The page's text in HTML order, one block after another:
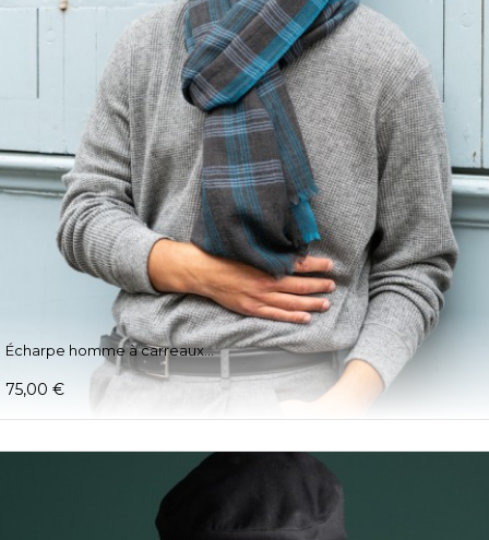
Écharpe homme à carreaux...
75,00 €